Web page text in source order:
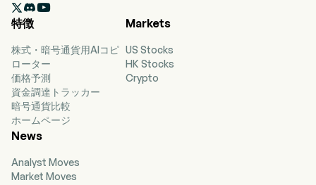

特徴
株式・暗号通貨用AIコピ
ローター
価格予測
資金調達トラッカー
暗号通貨比較
ホームページ
Markets
US Stocks
HK Stocks
Crypto
News
Analyst Moves
Market Moves